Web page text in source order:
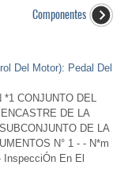
Componentes
Del Motor): Pedal Del
*1 CONJUNTO DEL
DE LA
DE LA
N° 1 - - N*m
En El